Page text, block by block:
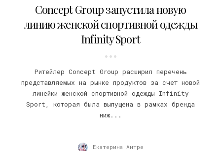
Concept Group запустила новую
линию женской спортивной одежды
Infinity Sport
Ритейлер Concept Group расширил перечень
представляемых на рынке продуктов за счет новой
линейки женской спортивной одежды Infinity
Sport, которая была выпущена в рамках бренда
ниж...
Екатерина Антре